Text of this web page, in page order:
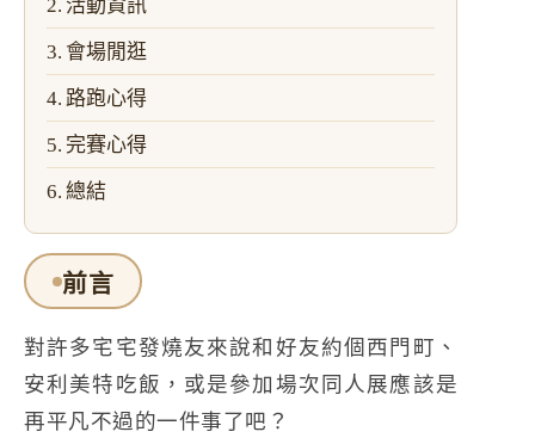
活動資訊
會場閒逛
路跑心得
完賽心得
總結
前言
對許多宅宅發燒友來說和好友約個西門町、
安利美特吃飯，或是參加場次同人展應該是
再平凡不過的一件事了吧？